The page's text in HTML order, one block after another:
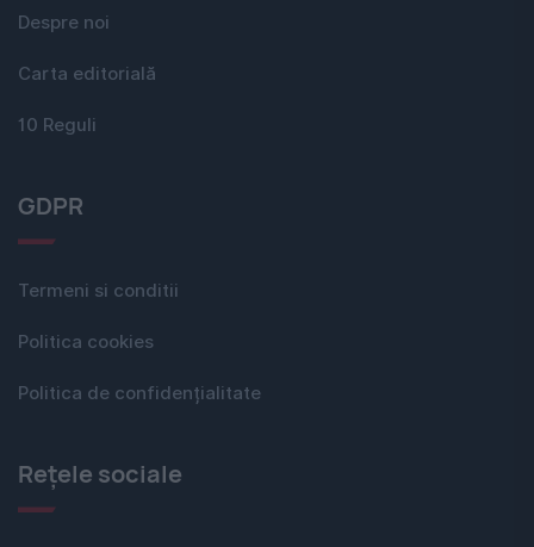
Despre noi
Carta editorială
10 Reguli
GDPR
Termeni si conditii
Politica cookies
Politica de confidențialitate
Rețele sociale